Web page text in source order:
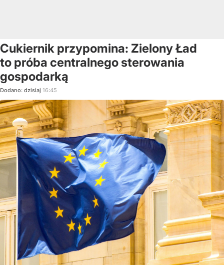
Cukiernik przypomina: Zielony Ład
to próba centralnego sterowania
gospodarką
Dodano: dzisiaj 16:45